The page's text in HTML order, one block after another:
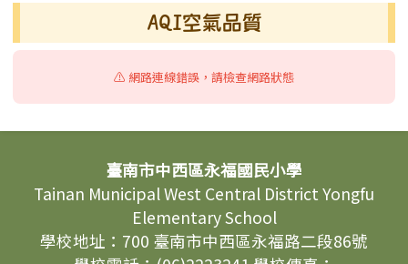
AQI空氣品質
⚠️ 網路連線錯誤，請檢查網路狀態
頁尾區域內容臺南市中西區永福國民小學
Tainan Municipal West Central District Yongfu
Elementary School
學校地址：700 臺南市中西區永福路二段86號